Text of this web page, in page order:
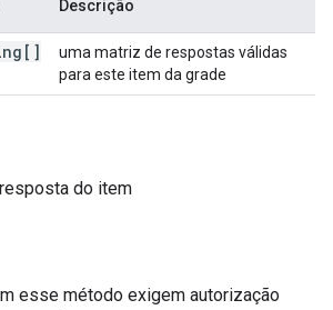
Descrição
uma matriz de respostas válidas
para este item da grade
do item
esse método exigem autorização